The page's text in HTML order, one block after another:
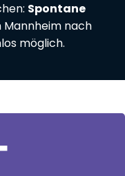
Spontane
Mannheim nach
möglich.